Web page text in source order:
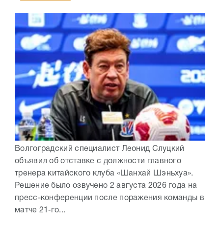
Волгоградский специалист Леонид Слуцкий
объявил об отставке с должности главного
тренера китайского клуба «Шанхай Шэньхуа».
Решение было озвучено 2 августа 2026 года на
пресс-конференции после поражения команды в
матче 21‑го...